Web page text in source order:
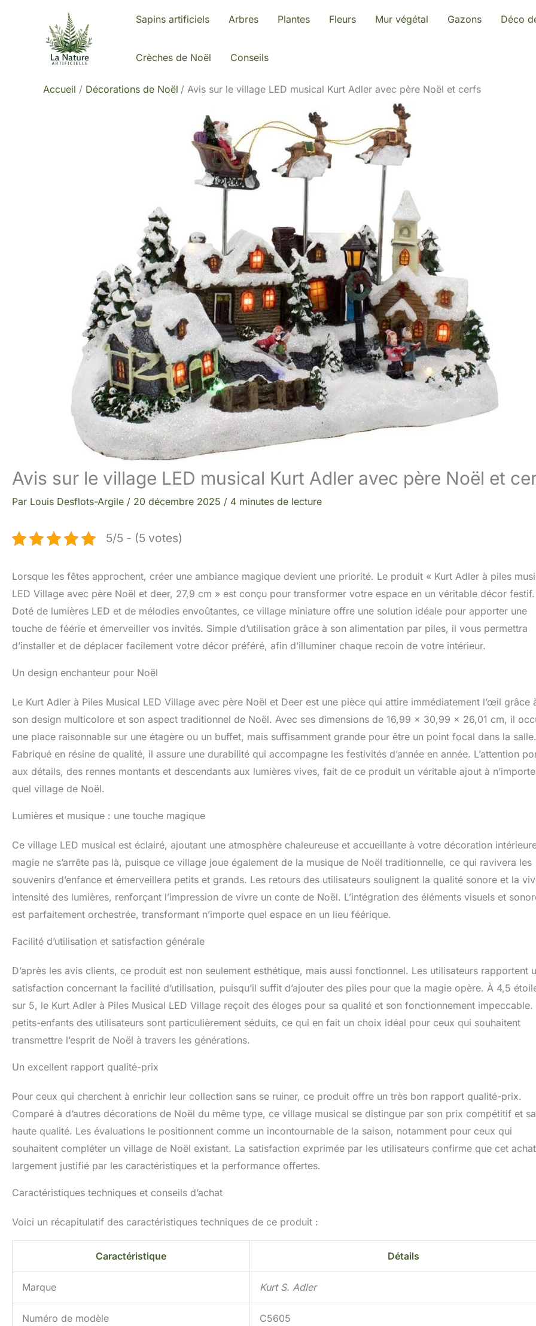
Sapins artificiels Arbres Plantes Fleurs Mur végétal Gazons Déco
Crèches de Noël Conseils
Accueil Décorations de Noël Avis sur le village LED musical Kurt Adler avec père Noël et cerfs
Avis sur le village LED musical Kurt Adler avec père Noël et
Par Louis Desflots-Argile / 20 décembre 2025 / 4 minutes de lecture
5/5 - (5 votes)
Lorsque les fêtes approchent, créer une ambiance magique devient une priorité. Le produit « Kurt Adler à piles
LED Village avec père Noël et deer, 27,9 cm » est conçu pour transformer votre espace en un véritable décor festif.
Doté de lumières LED et de mélodies envoûtantes, ce village miniature offre une solution idéale pour apporter une
touche de féérie et émerveiller vos invités. Simple d’utilisation grâce à son alimentation par piles, il vous permettra
d’installer et de déplacer facilement votre décor préféré, afin d’illuminer chaque recoin de votre intérieur.
Un design enchanteur pour Noël
Le Kurt Adler à Piles Musical LED Village avec père Noël et Deer est une pièce qui attire immédiatement l’œil grâce
son design multicolore et son aspect traditionnel de Noël. Avec ses dimensions de 16,99 x 30,99 x 26,01 cm, il
une place raisonnable sur une étagère ou un buffet, mais suffisamment grande pour être un point focal dans la salle.
Fabriqué en résine de qualité, il assure une durabilité qui accompagne les festivités d’année en année. L’attention
aux détails, des rennes montants et descendants aux lumières vives, fait de ce produit un véritable ajout à n’importe
quel village de Noël.
Lumières et musique : une touche magique
Ce village LED musical est éclairé, ajoutant une atmosphère chaleureuse et accueillante à votre décoration
magie ne s’arrête pas là, puisque ce village joue également de la musique de Noël traditionnelle, ce qui ravivera les
souvenirs d’enfance et émerveillera petits et grands. Les retours des utilisateurs soulignent la qualité sonore et la
intensité des lumières, renforçant l’impression de vivre un conte de Noël. L’intégration des éléments visuels et
est parfaitement orchestrée, transformant n’importe quel espace en un lieu féérique.
Facilité d’utilisation et satisfaction générale
D’après les avis clients, ce produit est non seulement esthétique, mais aussi fonctionnel. Les utilisateurs rapportent
satisfaction concernant la facilité d’utilisation, puisqu’il suffit d’ajouter des piles pour que la magie opère. À 4,5
sur 5, le Kurt Adler à Piles Musical LED Village reçoit des éloges pour sa qualité et son fonctionnement impeccable.
petits-enfants des utilisateurs sont particulièrement séduits, ce qui en fait un choix idéal pour ceux qui souhaitent
transmettre l’esprit de Noël à travers les générations.
Un excellent rapport qualité-prix
Pour ceux qui cherchent à enrichir leur collection sans se ruiner, ce produit offre un très bon rapport qualité-prix.
Comparé à d’autres décorations de Noël du même type, ce village musical se distingue par son prix compétitif et sa
haute qualité. Les évaluations le positionnent comme un incontournable de la saison, notamment pour ceux qui
souhaitent compléter un village de Noël existant. La satisfaction exprimée par les utilisateurs confirme que cet
largement justifié par les caractéristiques et la performance offertes.
Caractéristiques techniques et conseils d’achat
Voici un récapitulatif des caractéristiques techniques de ce produit :
Caractéristique Détails
Marque Kurt S. Adler
Numéro de modèle C5605